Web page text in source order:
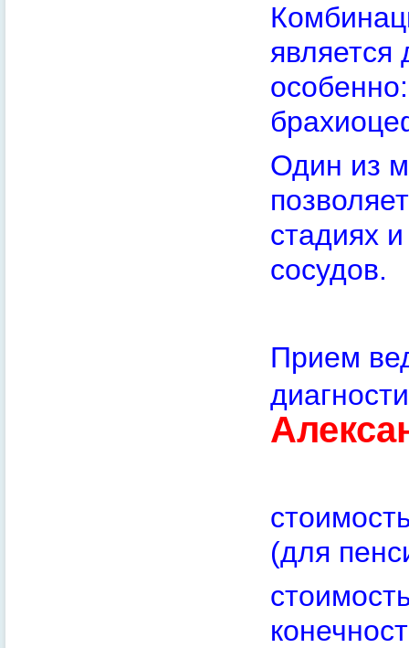
является
Один из
стадиях
сосудов.
Прием
(для